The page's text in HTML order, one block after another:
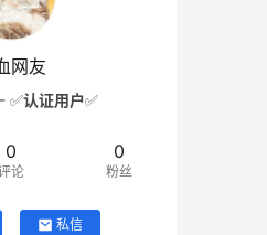
网友
✅认证用户✅
0
论
0
粉丝
私信